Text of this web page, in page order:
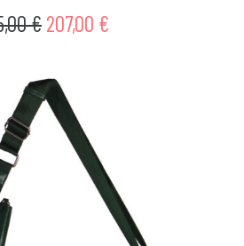
€ 207,00 €